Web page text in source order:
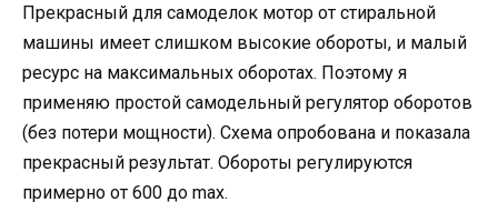
Прекрасный для самоделок мотор от стиральной
машины имеет слишком высокие обороты, и малый
ресурс на максимальных оборотах. Поэтому я
применяю простой самодельный регулятор оборотов
(без потери мощности). Схема опробована и показала
прекрасный результат. Обороты регулируются
примерно от 600 до max.